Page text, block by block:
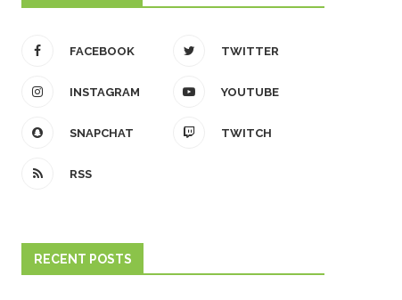
FACEBOOK TWITTER
INSTAGRAM YOUTUBE
SNAPCHAT TWITCH
RSS
RECENT POSTS